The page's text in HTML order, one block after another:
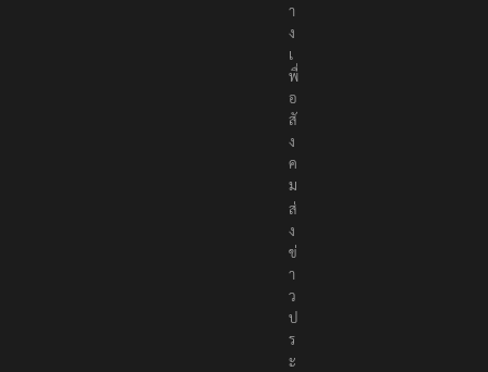
า
ง
เ
พื่
อ
สั
ง
ค
ม
ส่
ง
ข่
า
ว
ป
ร
ะ